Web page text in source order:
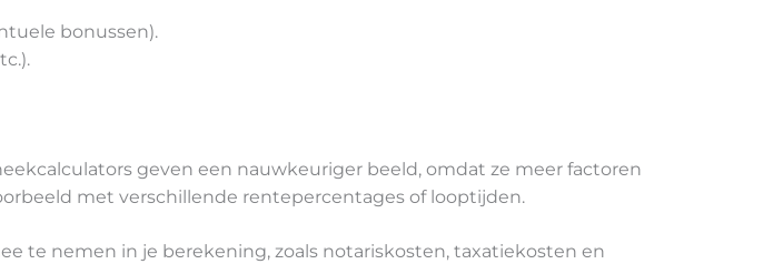
bonussen).
geven een nauwkeuriger beeld, omdat ze meer factoren
met verschillende rentepercentages of looptijden.
te nemen in je berekening, zoals notariskosten, taxatiekosten en